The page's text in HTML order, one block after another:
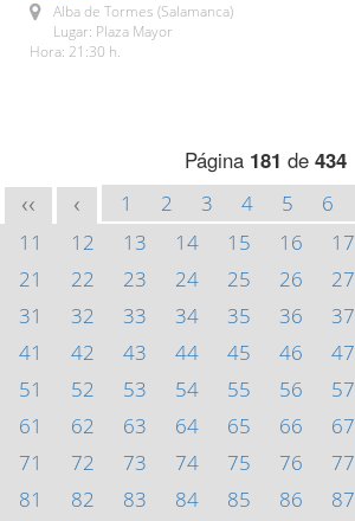
Alba de Tormes (Salamanca)
Lugar: Plaza Mayor
Hora: 21:30 h.
Página 181 de 434
<< < 1 2 3 4 5 6
11
12 13 14 15 16 17
21
22 23 24 25 26 27
31
32 33 34 35 36 37
41
42 43 44 45 46 47
51
52 53 54 55 56 57
61
62 63 64 65 66 67
71
72 73 74 75 76 77
81
82 83 84 85 86 87